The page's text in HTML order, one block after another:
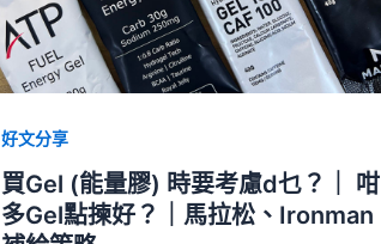
好文分享
買Gel (能量膠) 時要考慮d乜？｜ 咁
多Gel點揀好？｜馬拉松、Ironman